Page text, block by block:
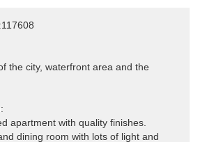
the city, waterfront area and the
apartment with quality finishes.
dining room with lots of light and